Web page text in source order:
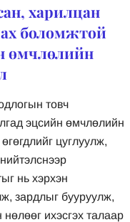
харилцан
боломжтой
өмчлөлийн
товч
эцсийн өмчлөлийн
цуглуулж,
нь хэрхэн
зардлыг бууруулж,
ихэсгэх талаар